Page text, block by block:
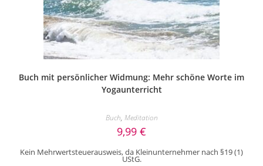
Buch mit persönlicher Widmung: Mehr schöne Worte im
Yogaunterricht
Buch, Meditation
9,99 €
Kein Mehrwertsteuerausweis, da Kleinunternehmer nach §19 (1)
UStG.